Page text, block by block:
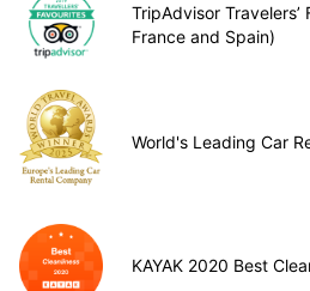
TripAdvisor
France and Spain)
World's Leading Car
KAYAK 2020 Best